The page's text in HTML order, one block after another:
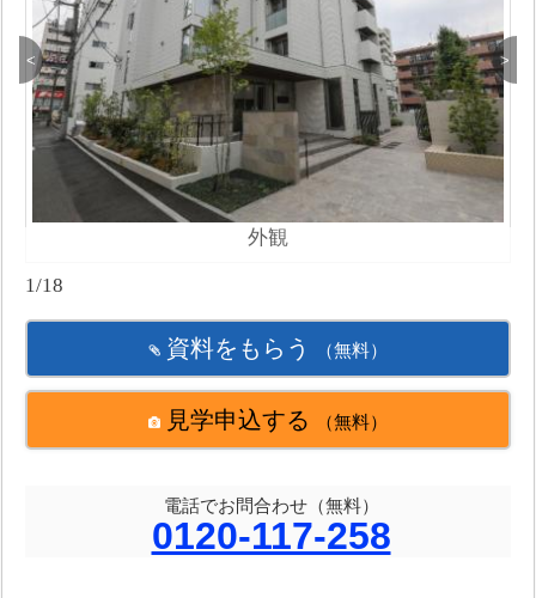
<
外観
>
1/18
資料をもらう （無料）
見学申込する （無料）
電話でお問合わせ（無料）
0120-117-258